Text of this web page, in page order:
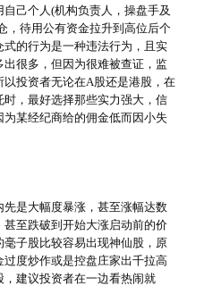
己个人(机构负责人，操盘手及
，待用公有资金拉升到高位后个
的行为是一种违法行为，且实
很多，但因为很难被查证，监
投资者无论在A股还是港股，在
，最好选择那些实力强大，信
某经纪商给的佣金低而因小失
是大幅度暴涨，甚至涨幅达数
至跌破到开始大涨启动前的价
子股比较容易出现神仙股，原
度炒作或是控盘庄家出千拉高
建议投资者在一边看热闹就